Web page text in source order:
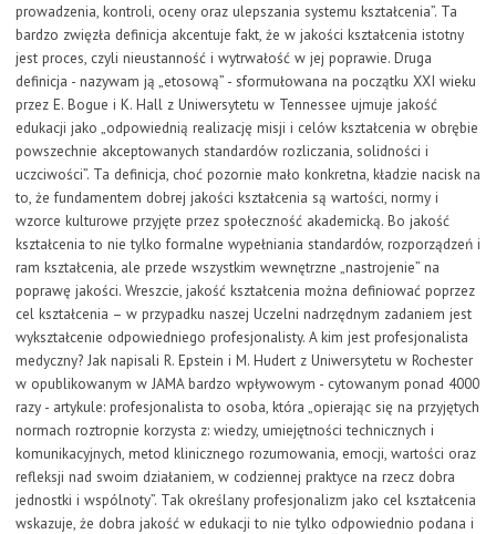
prowadzenia, kontroli, oceny oraz ulepszania systemu kształcenia”. Ta
bardzo zwięzła definicja akcentuje fakt, że w jakości kształcenia istotny
jest proces, czyli nieustanność i wytrwałość w jej poprawie. Druga
definicja - nazywam ją „etosową” - sformułowana na początku XXI wieku
przez E. Bogue i K. Hall z Uniwersytetu w Tennessee ujmuje jakość
edukacji jako „odpowiednią realizację misji i celów kształcenia w obrębie
powszechnie akceptowanych standardów rozliczania, solidności i
uczciwości”. Ta definicja, choć pozornie mało konkretna, kładzie nacisk na
to, że fundamentem dobrej jakości kształcenia są wartości, normy i
wzorce kulturowe przyjęte przez społeczność akademicką. Bo jakość
kształcenia to nie tylko formalne wypełniania standardów, rozporządzeń i
ram kształcenia, ale przede wszystkim wewnętrzne „nastrojenie” na
poprawę jakości. Wreszcie, jakość kształcenia można definiować poprzez
cel kształcenia – w przypadku naszej Uczelni nadrzędnym zadaniem jest
wykształcenie odpowiedniego profesjonalisty. A kim jest profesjonalista
medyczny? Jak napisali R. Epstein i M. Hudert z Uniwersytetu w Rochester
w opublikowanym w JAMA bardzo wpływowym - cytowanym ponad 4000
razy - artykule: profesjonalista to osoba, która „opierając się na przyjętych
normach roztropnie korzysta z: wiedzy, umiejętności technicznych i
komunikacyjnych, metod klinicznego rozumowania, emocji, wartości oraz
refleksji nad swoim działaniem, w codziennej praktyce na rzecz dobra
jednostki i wspólnoty”. Tak określany profesjonalizm jako cel kształcenia
wskazuje, że dobra jakość w edukacji to nie tylko odpowiednio podana i